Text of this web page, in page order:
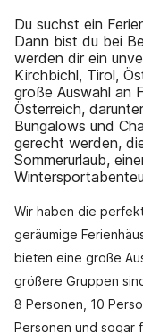
Du suchst ein
Dann bist du bei
werden dir ein
Kirchbichl, Tirol,
große Auswahl an
Österreich,
Bungalows und
gerecht werden,
Sommerurlaub,
Wir haben die
geräumige
bieten eine große
größere Gruppen
8 Personen, 10
Personen und sogar